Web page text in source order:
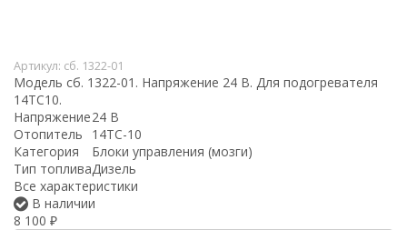
Артикул: сб. 1322-01
Модель сб. 1322-01. Напряжение 24 В. Для подогревателя
14ТС10.
Напряжение24 В
Отопитель
14ТС-10
Категория
Блоки управления (мозги)
Тип топливаДизель
Все характеристики
В наличии
8 100 ₽